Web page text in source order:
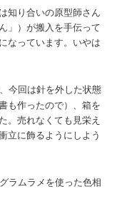
知り合いの原型師さん
」）が搬入を手伝って
なっています。いやは
今回は針を外した状態
も作ったので）、箱を
。売れなくても見栄え
立に飾るようにしよう
ラムラメを使った色相